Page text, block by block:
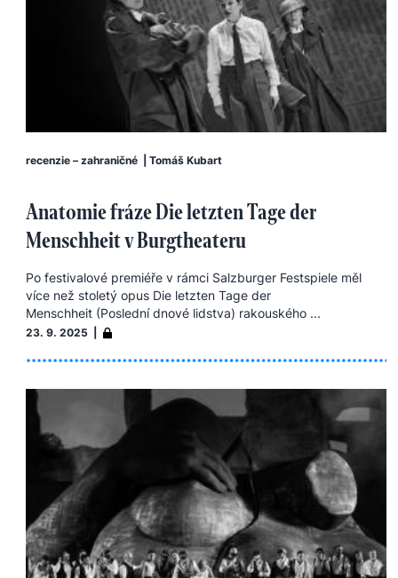
recenzie – zahraničné Tomáš Kubart
Anatomie fráze Die letzten Tage der
Menschheit v Burgtheateru
Po festivalové premiéře v rámci Salzburger Festspiele měl
více než stoletý opus Die letzten Tage der
Menschheit (Poslední dnové lidstva) rakouského ...
23. 9. 2025 |